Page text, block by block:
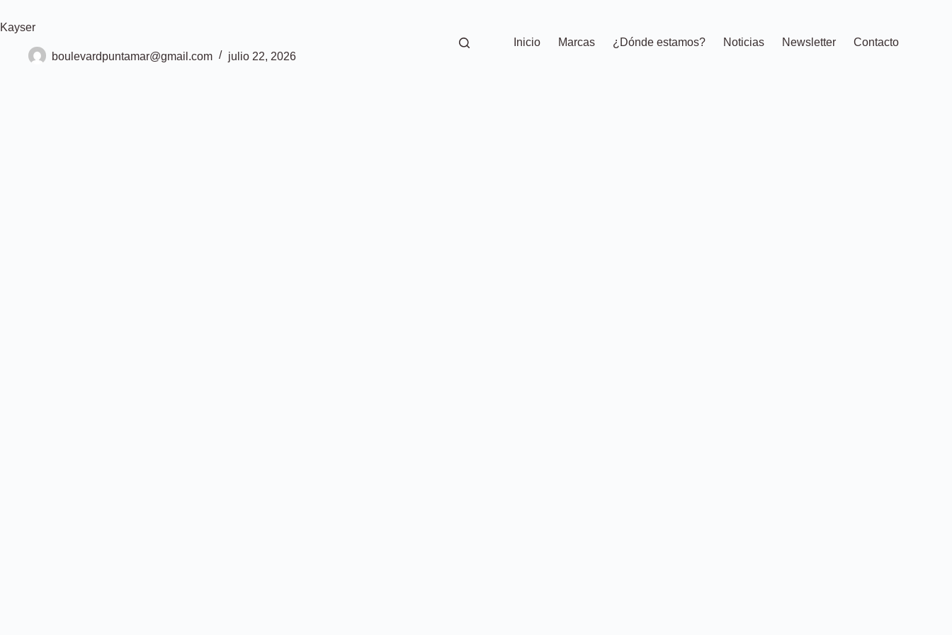
contenido
Inicio
Marcas ¿Dónde estamos? Noticias Newsletter Contacto
Kayser
boulevardpuntamar@gmail.com julio 22, 2026